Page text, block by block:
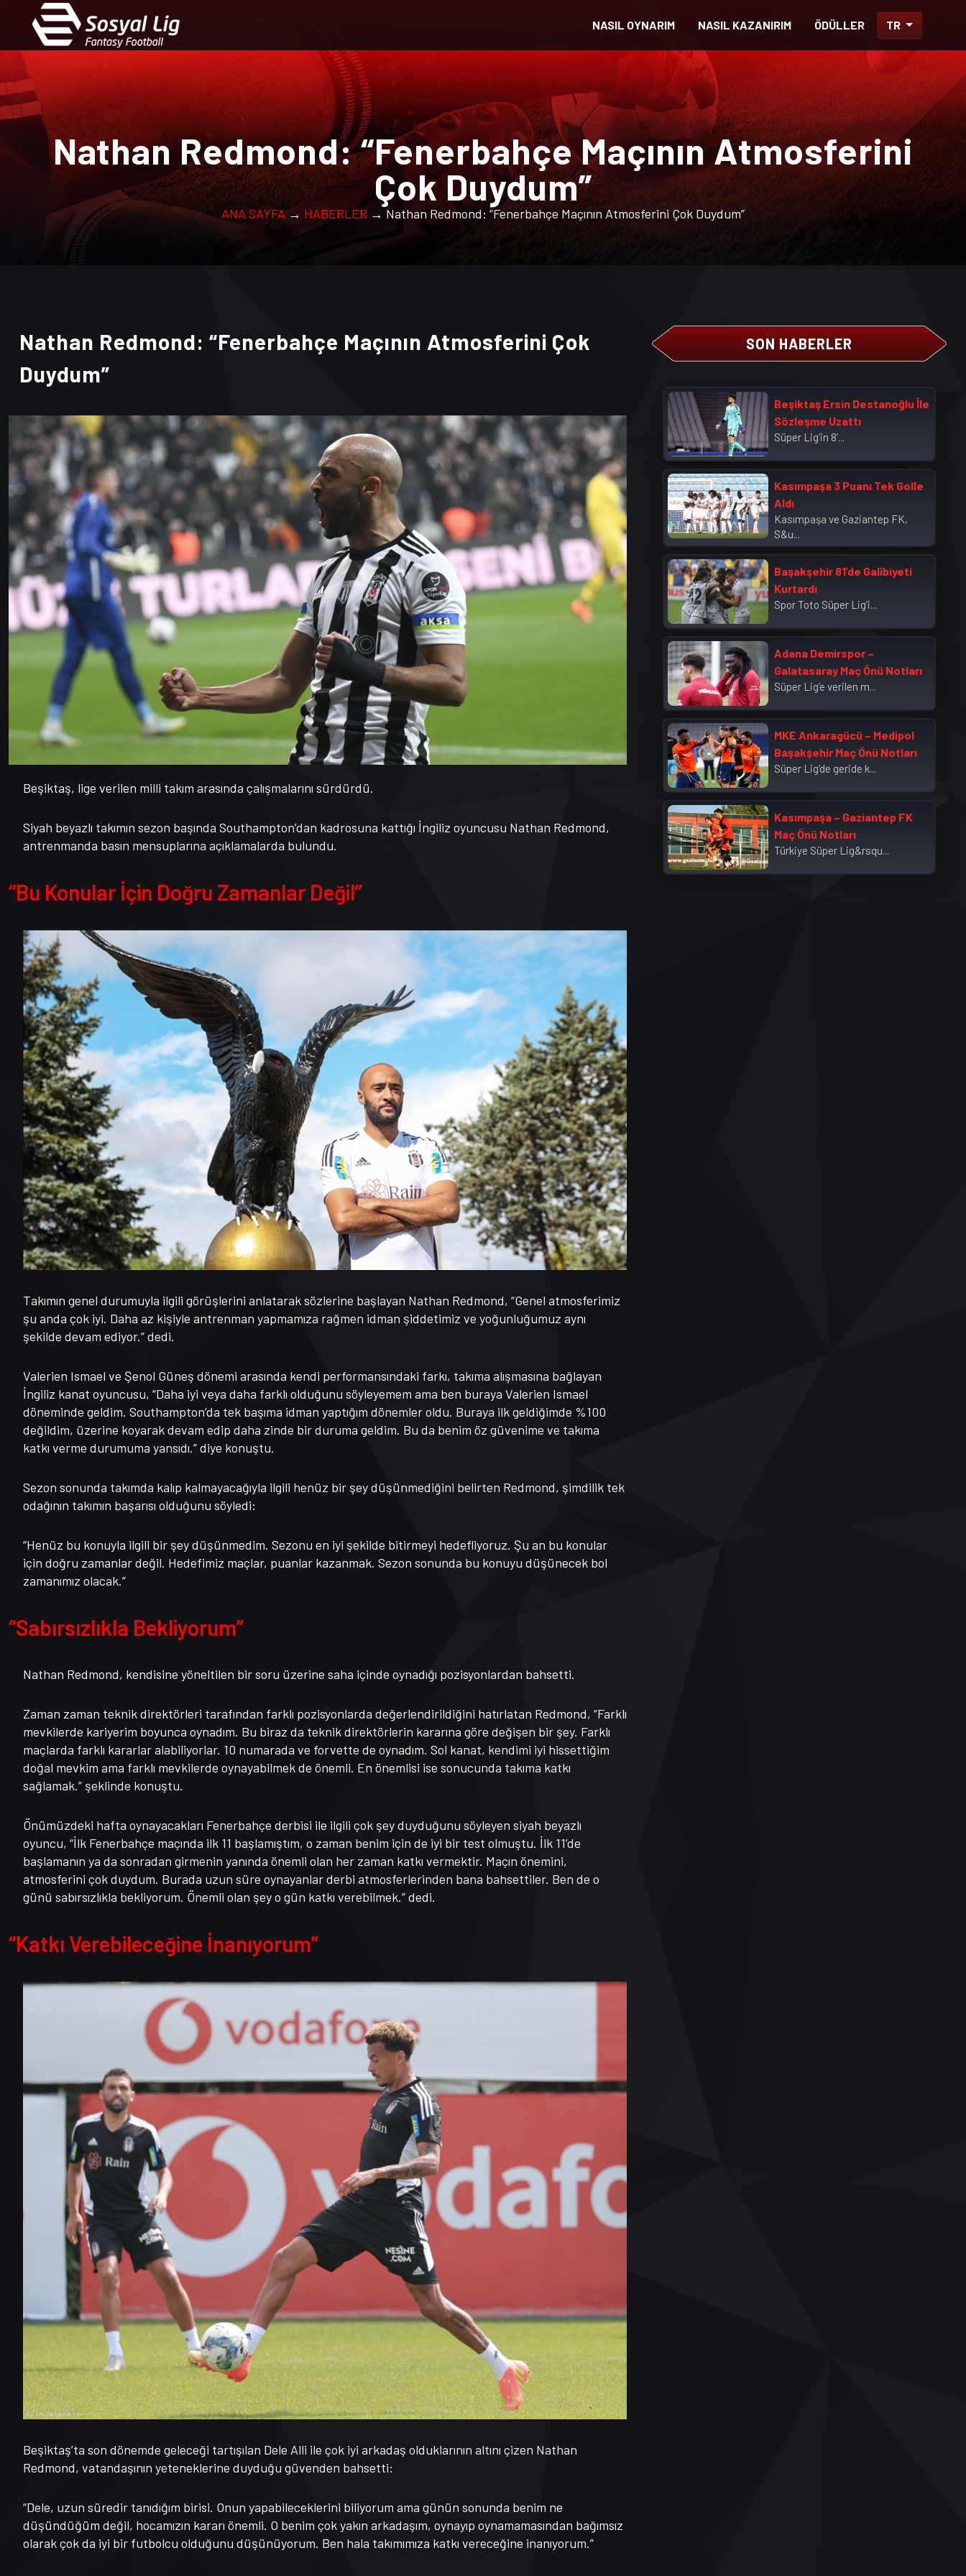
NASIL OYNARIM NASIL KAZANIRIM ÖDÜLLER TR
Nathan Redmond: “Fenerbahçe Maçının Atmosferini
Çok Duydum”
ANA SAYFA→ HABERLER → Nathan Redmond: “Fenerbahçe Maçının Atmosferini Çok Duydum”
Nathan Redmond: “Fenerbahçe Maçının Atmosferini Çok
Duydum”
Beşiktaş, lige verilen milli takım arasında çalışmalarını sürdürdü.
Siyah beyazlı takımın sezon başında Southampton’dan kadrosuna kattığı İngiliz oyuncusu Nathan Redmond,
antrenmanda basın mensuplarına açıklamalarda bulundu.
“Bu Konular İçin Doğru Zamanlar Değil”
Takımın genel durumuyla ilgili görüşlerini anlatarak sözlerine başlayan Nathan Redmond, “Genel atmosferimiz
şu anda çok iyi. Daha az kişiyle antrenman yapmamıza rağmen idman şiddetimiz ve yoğunluğumuz aynı
şekilde devam ediyor.” dedi.
Valerien Ismael ve Şenol Güneş dönemi arasında kendi performansındaki farkı, takıma alışmasına bağlayan
İngiliz kanat oyuncusu, “Daha iyi veya daha farklı olduğunu söyleyemem ama ben buraya Valerien Ismael
döneminde geldim. Southampton’da tek başıma idman yaptığım dönemler oldu. Buraya ilk geldiğimde %100
değildim, üzerine koyarak devam edip daha zinde bir duruma geldim. Bu da benim öz güvenime ve takıma
katkı verme durumuma yansıdı.” diye konuştu.
Sezon sonunda takımda kalıp kalmayacağıyla ilgili henüz bir şey düşünmediğini belirten Redmond, şimdilik tek
odağının takımın başarısı olduğunu söyledi:
“Henüz bu konuyla ilgili bir şey düşünmedim. Sezonu en iyi şekilde bitirmeyi hedefliyoruz. Şu an bu konular
için doğru zamanlar değil. Hedefimiz maçlar, puanlar kazanmak. Sezon sonunda bu konuyu düşünecek bol
zamanımız olacak.”
“Sabırsızlıkla Bekliyorum”
Nathan Redmond, kendisine yöneltilen bir soru üzerine saha içinde oynadığı pozisyonlardan bahsetti.
Zaman zaman teknik direktörleri tarafından farklı pozisyonlarda değerlendirildiğini hatırlatan Redmond, “Farklı
mevkilerde kariyerim boyunca oynadım. Bu biraz da teknik direktörlerin kararına göre değişen bir şey. Farklı
maçlarda farklı kararlar alabiliyorlar. 10 numarada ve forvette de oynadım. Sol kanat, kendimi iyi hissettiğim
doğal mevkim ama farklı mevkilerde oynayabilmek de önemli. En önemlisi ise sonucunda takıma katkı
sağlamak.” şeklinde konuştu.
Önümüzdeki hafta oynayacakları Fenerbahçe derbisi ile ilgili çok şey duyduğunu söyleyen siyah beyazlı
oyuncu, “İlk Fenerbahçe maçında ilk 11 başlamıştım, o zaman benim için de iyi bir test olmuştu. İlk 11’de
başlamanın ya da sonradan girmenin yanında önemli olan her zaman katkı vermektir. Maçın önemini,
atmosferini çok duydum. Burada uzun süre oynayanlar derbi atmosferlerinden bana bahsettiler. Ben de o
günü sabırsızlıkla bekliyorum. Önemli olan şey o gün katkı verebilmek.” dedi.
“Katkı Verebileceğine İnanıyorum”
Beşiktaş’ta son dönemde geleceği tartışılan Dele Alli ile çok iyi arkadaş olduklarının altını çizen Nathan
Redmond, vatandaşının yeteneklerine duyduğu güvenden bahsetti:
“Dele, uzun süredir tanıdığım birisi. Onun yapabileceklerini biliyorum ama günün sonunda benim ne
düşündüğüm değil, hocamızın kararı önemli. O benim çok yakın arkadaşım, oynayıp oynamamasından bağımsız
olarak çok da iyi bir futbolcu olduğunu düşünüyorum. Ben hala takımımıza katkı vereceğine inanıyorum.”
SON HABERLER
Beşiktaş Ersin Destanoğlu İle
Sözleşme Uzattı
Süper Lig’in 8’...
Kasımpaşa 3 Puanı Tek Golle
Aldı
Kasımpaşa ve Gaziantep FK,
S&u...
Başakşehir 81’de Galibiyeti
Kurtardı
Spor Toto Süper Lig’i...
Adana Demirspor –
Galatasaray Maç Önü Notları
Süper Lig’e verilen m...
MKE Ankaragücü – Medipol
Başakşehir Maç Önü Notları
Süper Lig’de geride k...
Kasımpaşa – Gaziantep FK
Maç Önü Notları
Türkiye Süper Lig&rsqu...